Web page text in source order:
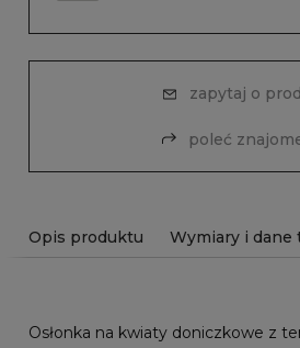
zapytaj o
poleć
Opis produktu Wymiary i dane
Osłonka na kwiaty doniczkowe z